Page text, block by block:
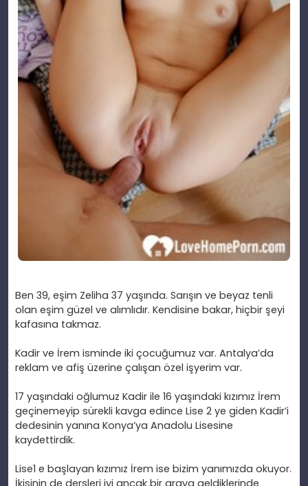
Ben 39, eşim Zeliha 37 yaşında. Sarışın ve beyaz tenli
olan eşim güzel ve alımlıdır. Kendisine bakar, hiçbir şeyi
kafasına takmaz.
Kadir ve İrem isminde iki çocuğumuz var. Antalya’da
reklam ve afiş üzerine çalışan özel işyerim var.
17 yaşındaki oğlumuz Kadir ile 16 yaşındaki kızımız İrem
geçinemeyip sürekli kavga edince Lise 2 ye giden Kadir’i
dedesinin yanına Konya’ya Anadolu Lisesine
kaydettirdik.
Lise1 e başlayan kızımız İrem ise bizim yanımızda okuyor.
İkisinin de dersleri iyi ancak bir araya geldiklerinde